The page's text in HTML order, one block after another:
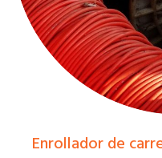
Enrollador de